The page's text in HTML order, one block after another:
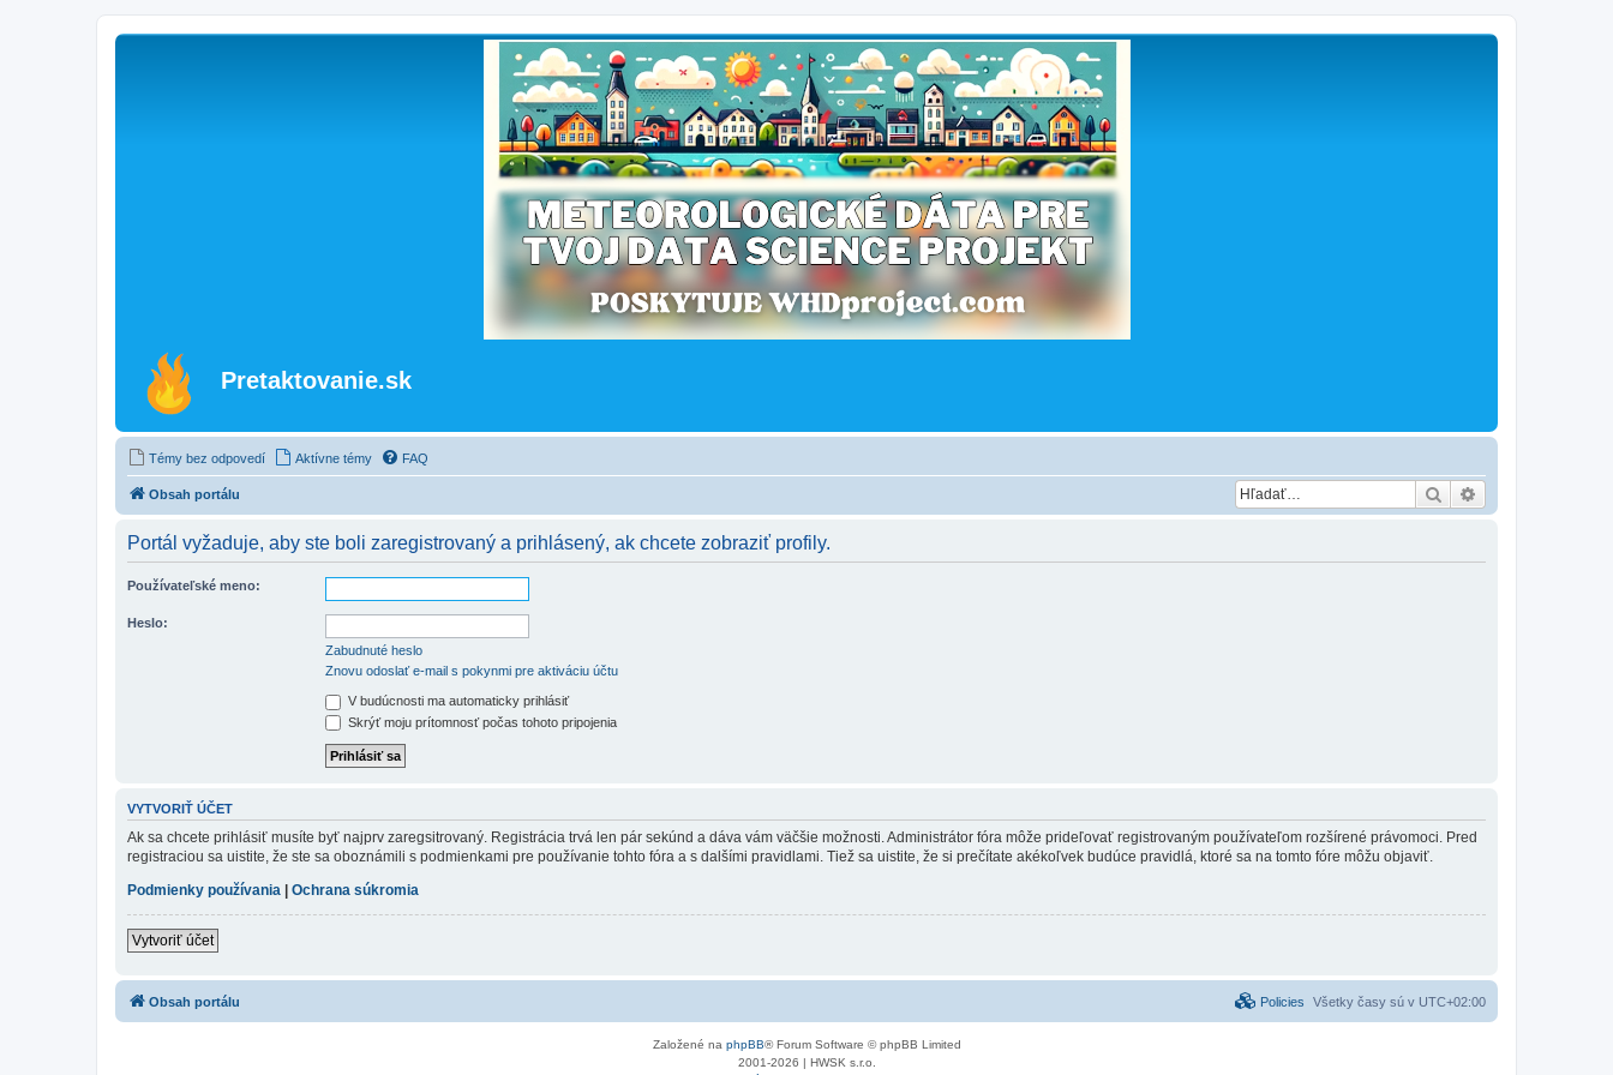
Pretaktovanie.sk
Témy bez odpovedí Aktívne témy FAQ
Obsah portálu Hľadať
Portál vyžaduje, aby ste boli zaregistrovaný a prihlásený, ak chcete zobraziť profily.
Používateľské meno:
Heslo:
Zabudnuté heslo
Znovu odoslať e-mail s pokynmi pre aktiváciu účtu
V budúcnosti ma automaticky prihlásiť
Skrýť moju prítomnosť počas tohoto pripojenia
VYTVORIŤ ÚČET
Ak sa chcete prihlásiť musíte byť najprv zaregsitrovaný. Registrácia trvá len pár sekúnd a dáva vám väčšie možnosti. Administrátor fóra môže prideľovať registrovaným používateľom rozšírené právomoci. Pred
registraciou sa uistite, že ste sa oboznámili s podmienkami pre používanie tohto fóra a s dalšími pravidlami. Tiež sa uistite, že si prečítate akékoľvek budúce pravidlá, ktoré sa na tomto fóre môžu objaviť.
Podmienky používania | Ochrana súkromia
Vytvoriť účet
Obsah portálu Všetky časy sú v UTC+02:00
Policies
Založené na phpBB® Forum Software © phpBB Limited
2001-2026 | HWSK s.r.o.